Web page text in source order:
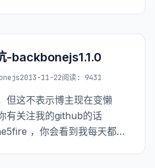
-backbonejs1.1.0
2013-11-22阅读: 9431
但这不表示博主现在变懒
有关注我的github的话
，你会看到我每天都在